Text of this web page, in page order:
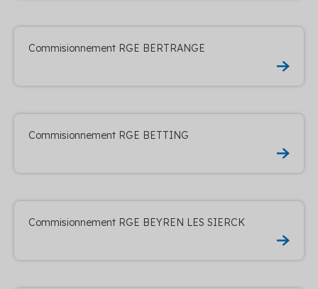
Commisionnement RGE BERTRANGE
Commisionnement RGE BETTING
Commisionnement RGE BEYREN LES SIERCK